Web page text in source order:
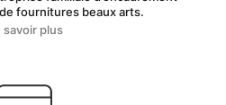
fournitures beaux arts.
savoir plus